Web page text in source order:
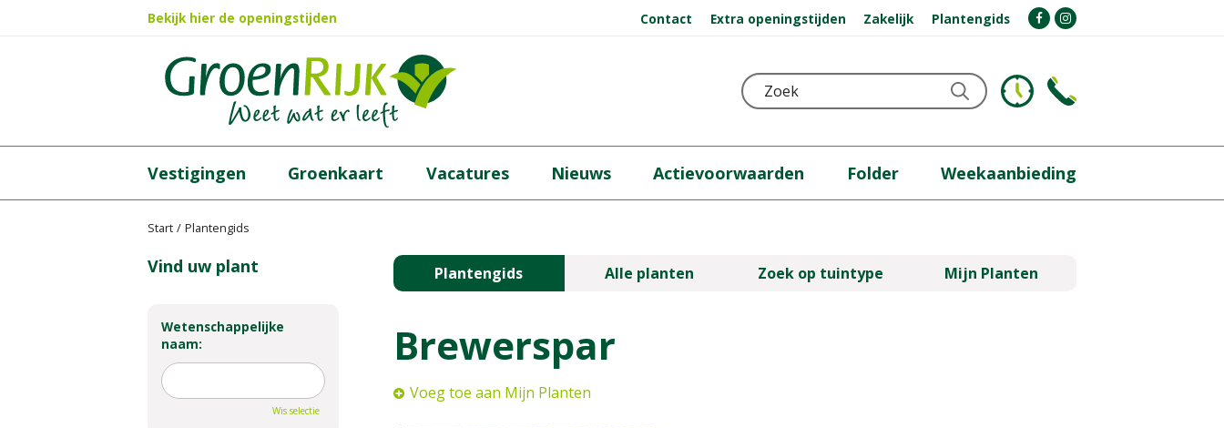
Start Plantengids
Bekijk hier de openingstijden Contact Extra openingstijden Zakelijk Plantengids
Vestigingen Groenkaart Vacatures Nieuws Actievoorwaarden Folder Weekaanbieding
Plantengids Alle planten Zoek op tuintype Mijn Planten
Brewerspar
Voeg toe aan Mijn Planten
Vind uw plant
Wetenschappelijke
naam:
Wis selectie